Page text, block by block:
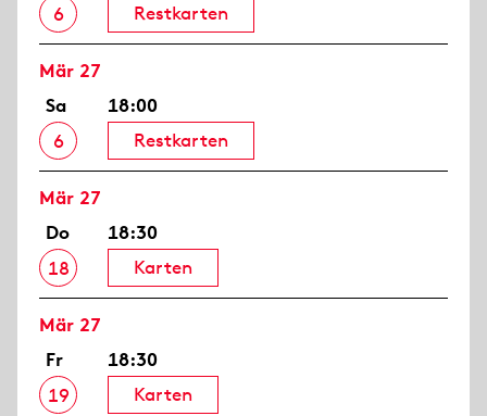
6
Restkarten
Mär 27
Sa
6
18:00
Restkarten
Mär 27
Do
18
18:30
Karten
Mär 27
Fr
19
18:30
Karten